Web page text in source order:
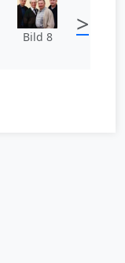
Bild 8 >